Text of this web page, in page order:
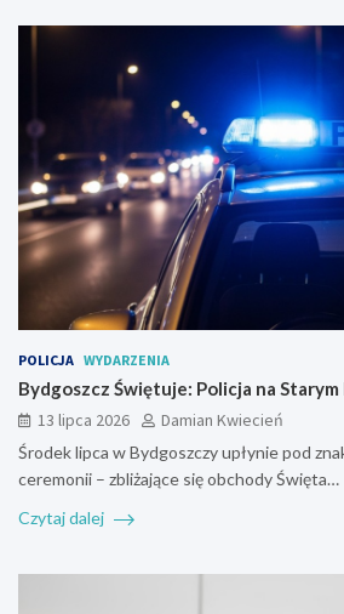
POLICJA WYDARZENIA
Bydgoszcz Świętuje: Policja na Starym
13 lipca 2026
Damian Kwiecień
Środek lipca w Bydgoszczy upłynie pod
ceremonii – zbliżające się obchody Święta…
Czytaj dalej